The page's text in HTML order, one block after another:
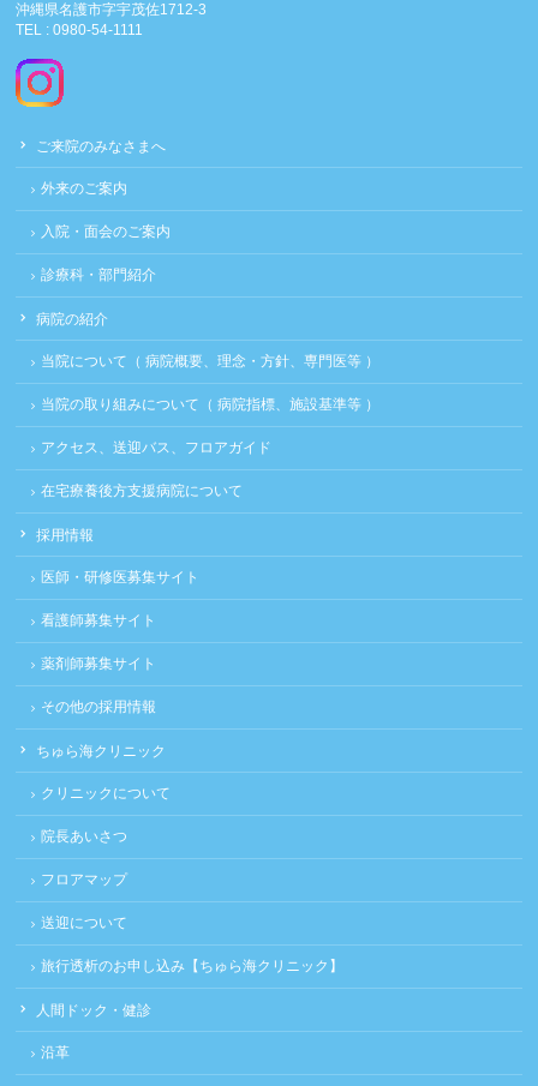
沖縄県名護市字宇茂佐1712-3
TEL : 0980-54-1111
ご来院のみなさまへ
外来のご案内
入院・面会のご案内
診療科・部門紹介
病院の紹介
当院について（ 病院概要、理念・方針、専門医等 ）
当院の取り組みについて（ 病院指標、施設基準等 ）
アクセス、送迎バス、フロアガイド
在宅療養後方支援病院について
採用情報
医師・研修医募集サイト
看護師募集サイト
薬剤師募集サイト
その他の採用情報
ちゅら海クリニック
クリニックについて
院長あいさつ
フロアマップ
送迎について
旅行透析のお申し込み【ちゅら海クリニック】
人間ドック・健診
沿革